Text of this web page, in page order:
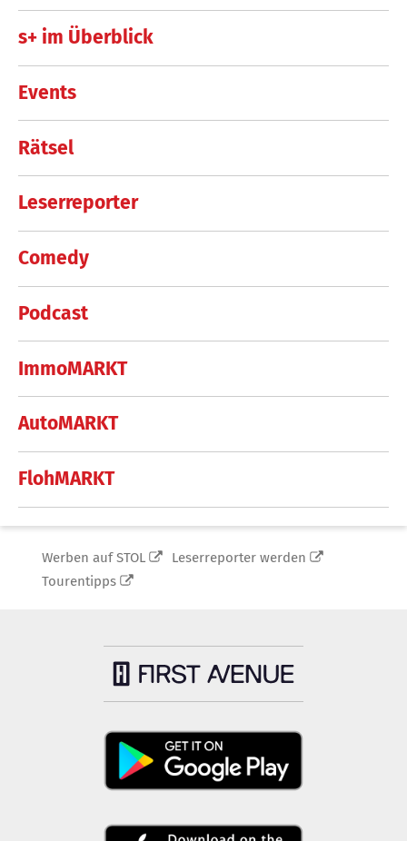
s+ im Überblick
Events
Rätsel
Leserreporter
Comedy
Podcast
ImmoMARKT
AutoMARKT
FlohMARKT
Werben auf STOL
Leserreporter werden
Tourentipps